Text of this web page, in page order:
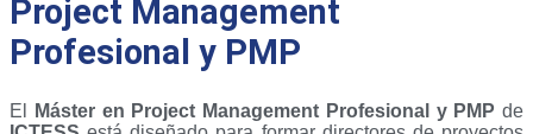
Project Management
Profesional y PMP
El Máster en Project Management Profesional y PMP de